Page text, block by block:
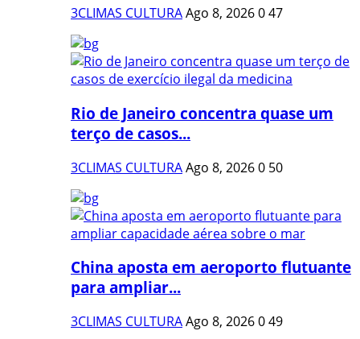
3CLIMAS CULTURAAgo 8, 2026047
Rio de Janeiro concentra quase um
terço de casos...
3CLIMAS CULTURAAgo 8, 20260 50
China aposta em aeroporto flutuante
para ampliar...
3CLIMAS CULTURAAgo 8, 2026049